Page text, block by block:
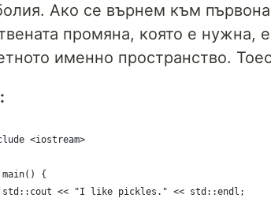
Ако се върнем към
промяна, която е нужна,
именно пространство.
<iostream>
{
std::cout << "I like pickles." << std::endl;